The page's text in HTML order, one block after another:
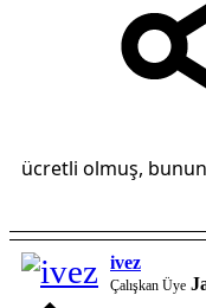
ücretli olmuş,
ivez
Çalışkan Üye